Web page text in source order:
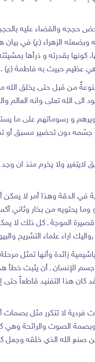
حججه والقضاء عليه
وبضعته الزهراء (ع) في
كونها بقدرته و ذرأها
عظيم حبيت به فاطمة (ع) .
من قبل حتى يخلق الله
الى الله تعلى وانه العالم
و رسوماتهم على ما
دون تحضير مسبق أو
ولا يخرم منذ ان
في الدقة وهذا أمر لا
يحتويه من بخار وثاني
الموجة ـ كل ذلك لا
اراء علماء التشريح
زائدة وأنها تمثل مرحلة
تشريح جسم الإنسان ـ أن
كان هذا التفنيد قاطعاً
الصوت والرائحة وهي
الله الذي خلقه وجعل